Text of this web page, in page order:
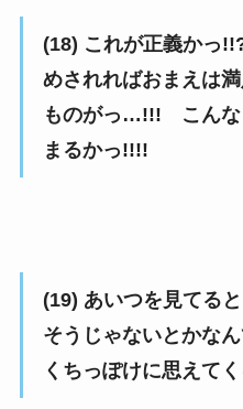
(18) これが正義かっ
めされればおまえは
ものがっ…!!! こんな
まるかっ!!!!
(19) あいつを見てる
そうじゃないとかな
くちっぽけに思えて